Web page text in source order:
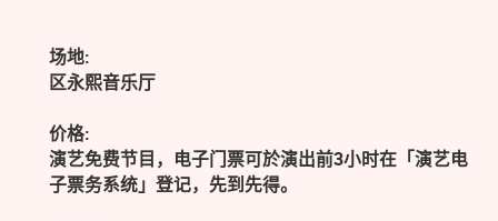
场地:
区永熙音乐厅
价格:
演艺免费节目，电子门票可於演出前3小时在「演艺电
子票务系统」登记，先到先得。